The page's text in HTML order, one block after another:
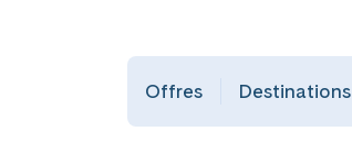
Offres Destinations